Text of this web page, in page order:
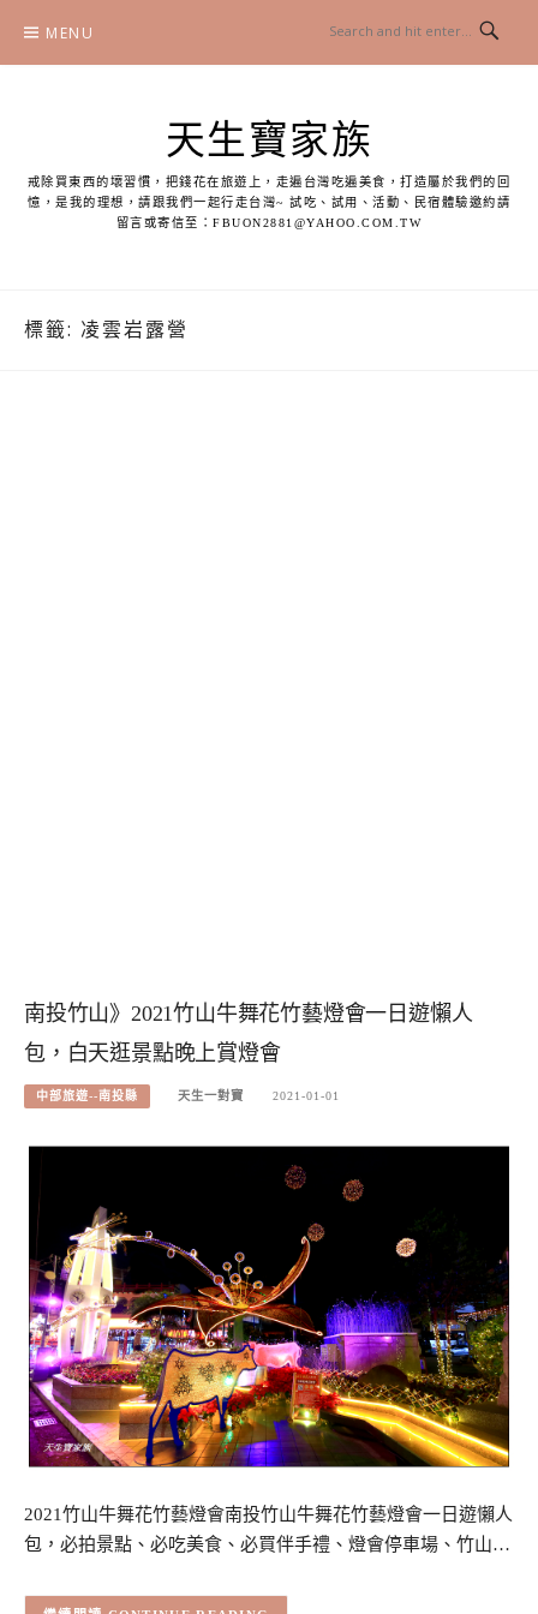
content
MENU
天生寶家族
戒除買東西的壞習慣，把錢花在旅遊上，走遍台灣吃遍美食，打造屬於我們的回
憶，是我的理想，請跟我們一起行走台灣~ 試吃、試用、活動、民宿體驗邀約請
留言或寄信至：FBUON2881@YAHOO.COM.TW
標籤: 凌雲岩露營
南投竹山》2021竹山牛舞花竹藝燈會一日遊懶人
包，白天逛景點晚上賞燈會
中部旅遊--南投縣 天生一對寶 2021-01-01
2021竹山牛舞花竹藝燈會南投竹山牛舞花竹藝燈會一日遊懶人
包，必拍景點、必吃美食、必買伴手禮、燈會停車場、竹山…